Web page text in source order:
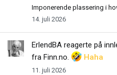
Imponerende plassering i
14. juli 2026
ErlendBA reagerte på
fra Finn.no. Haha
11. juli 2026